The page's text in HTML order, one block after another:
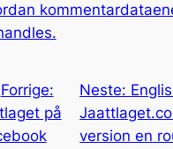
Forrige:
på
Neste:
version en